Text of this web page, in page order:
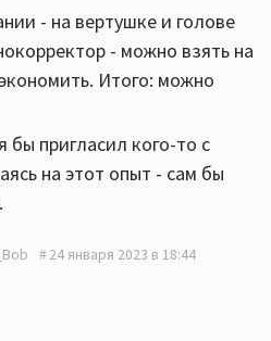
- на вертушке и голове
- можно взять на
Итого: можно
бы пригласил кого-то с
на этот опыт - сам бы
24 января 2023 в 18:44